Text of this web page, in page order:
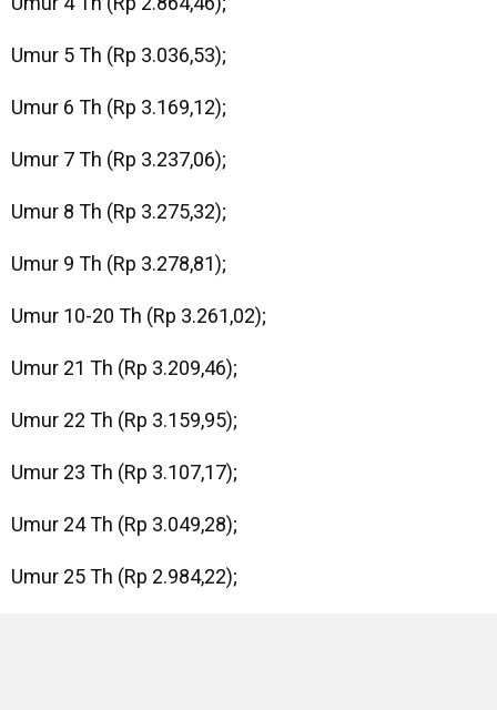
Umur 5 Th (Rp 3.036,53);
Umur 6 Th (Rp 3.169,12);
Umur 7 Th (Rp 3.237,06);
Umur 8 Th (Rp 3.275,32);
Umur 9 Th (Rp 3.278,81);
Umur 10-20 Th (Rp 3.261,02);
Umur 21 Th (Rp 3.209,46);
Umur 22 Th (Rp 3.159,95);
Umur 23 Th (Rp 3.107,17);
Umur 24 Th (Rp 3.049,28);
Umur 25 Th (Rp 2.984,22);